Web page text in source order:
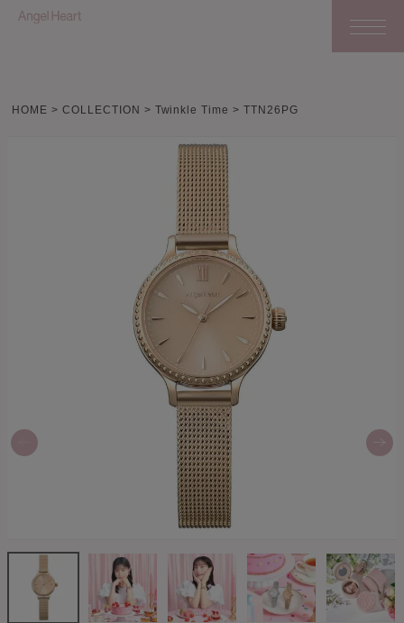
HOME COLLECTION Twinkle Time TTN26PG